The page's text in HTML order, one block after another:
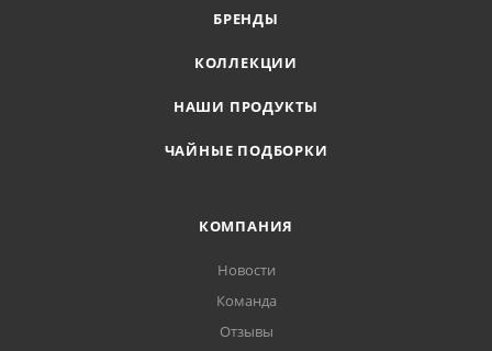
БРЕНДЫ
КОЛЛЕКЦИИ
НАШИ ПРОДУКТЫ
ЧАЙНЫЕ ПОДБОРКИ
КОМПАНИЯ
Новости
Команда
Отзывы